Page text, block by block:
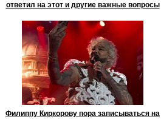
ответил на этот и другие важные вопросы
Филиппу Киркорову пора записываться на